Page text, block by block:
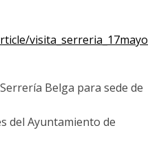
visita_serreria_17mayo
Belga para sede de
del Ayuntamiento de